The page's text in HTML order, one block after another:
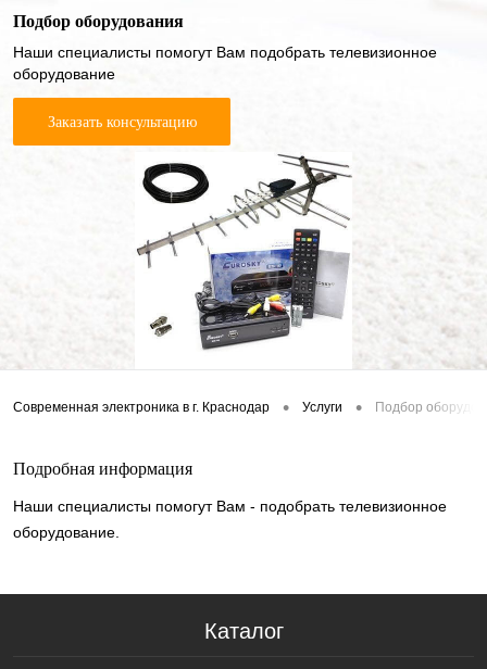
Подбор оборудования
Наши специалисты помогут Вам подобрать телевизионное
оборудование
Заказать консультацию
Современная электроника в г. Краснодар • Услуги • Подбор
Подробная информация
Наши специалисты помогут Вам - подобрать телевизионное
оборудование.
Каталог